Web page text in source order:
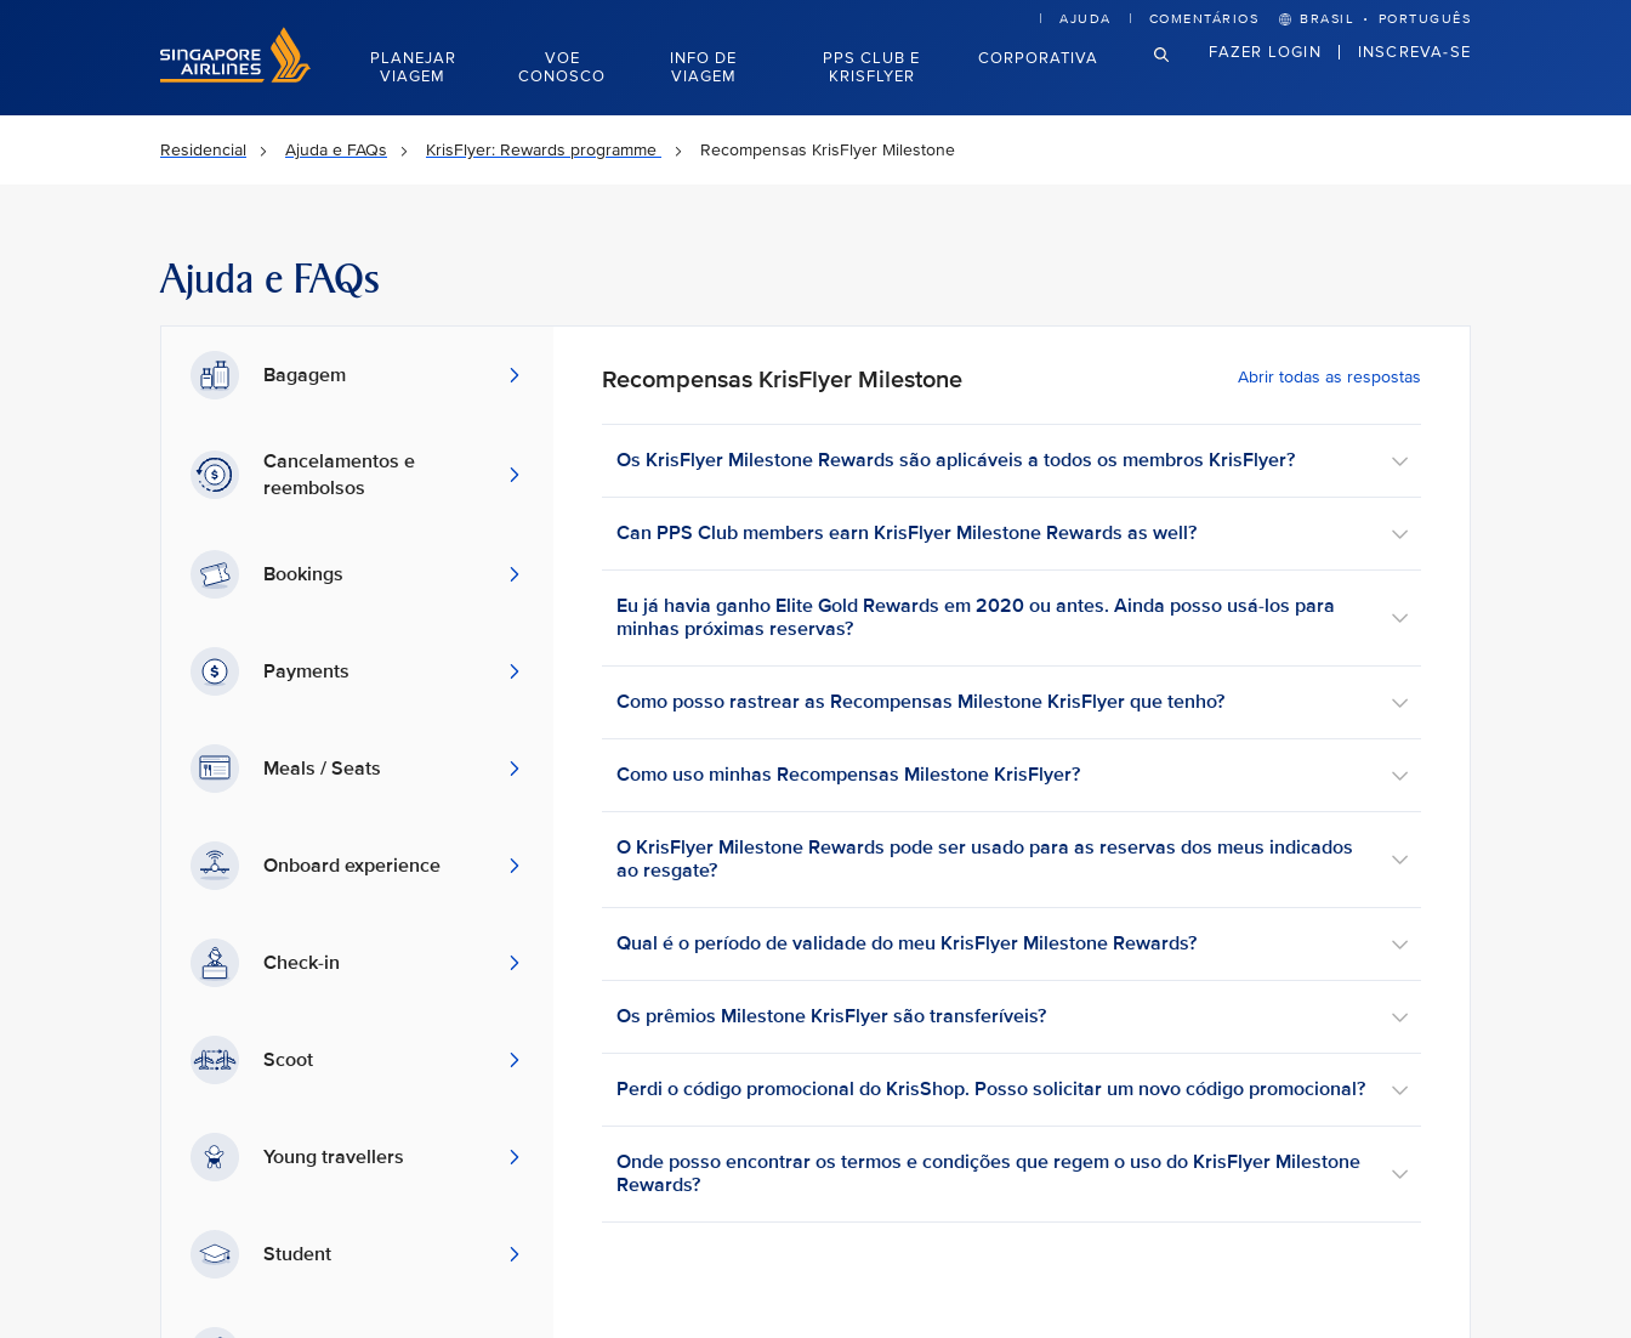
Singapore Airlines Home
PLANEJAR
VIAGEM
VOE
CONOSCO
INFO DE
VIAGEM
PPS CLUB E
KRISFLYER
CORPORATIVA
AJUDA COMENTÁRIOS BRASIL · PORTUGUÊS
FAZER LOGIN INSCREVA-SE
Residencial Ajuda e FAQs KrisFlyer: Rewards programme Recompensas KrisFlyer Milestone
Ajuda e FAQs
Bagagem
Cancelamentos e
reembolsos
Bookings
Payments
Meals / Seats
Onboard experience
Check-in
Scoot
Young travellers
Student
Recompensas KrisFlyer Milestone Abrir todas as respostas
Os KrisFlyer Milestone Rewards são aplicáveis a todos os membros KrisFlyer?
Can PPS Club members earn KrisFlyer Milestone Rewards as well?
Eu já havia ganho Elite Gold Rewards em 2020 ou antes. Ainda posso usá-los para
minhas próximas reservas?
Como posso rastrear as Recompensas Milestone KrisFlyer que tenho?
Como uso minhas Recompensas Milestone KrisFlyer?
O KrisFlyer Milestone Rewards pode ser usado para as reservas dos meus indicados
ao resgate?
Qual é o período de validade do meu KrisFlyer Milestone Rewards?
Os prêmios Milestone KrisFlyer são transferíveis?
Perdi o código promocional do KrisShop. Posso solicitar um novo código promocional?
Onde posso encontrar os termos e condições que regem o uso do KrisFlyer Milestone
Rewards?